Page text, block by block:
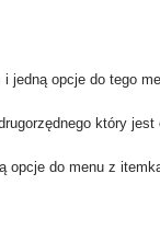
jedną opcje do tego
który jest
do menu z